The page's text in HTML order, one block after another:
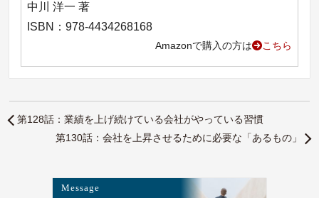
中川 洋一 著
ISBN：978-4434268168
Amazonで購入の方は こちら
第128話：業績を上げ続けている会社がやっている習慣
第130話：会社を上昇させるために必要な「あるもの」
Message